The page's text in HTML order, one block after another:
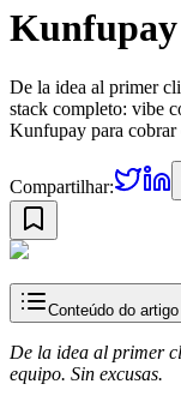
Kunfupay
De la idea al primer
stack completo: vibe
Kunfupay para
Compartilhar:
Conteúdo do artigo
De la idea al primer
equipo. Sin excusas.